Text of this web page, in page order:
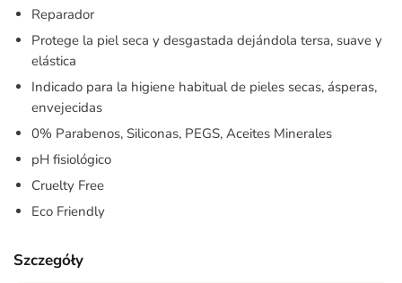
Reparador
Protege la piel seca y desgastada dejándola tersa, suave y
elástica
Indicado para la higiene habitual de pieles secas, ásperas,
envejecidas
0% Parabenos, Siliconas, PEGS, Aceites Minerales
pH fisiológico
Cruelty Free
Eco Friendly
Szczegóły